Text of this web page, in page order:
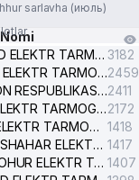
sarlavha (июль)
Nomi
YASHNOBOD ELEKTR TARMOG'I NOSOZLIKLARI XIZMATI 3182
CHILONZOR ELEKTR TARMOG'I NOSOZLIK XIZMATI2459
O'ZBEKISTON RESPUBLIKASI BOSH PROKURATURASI ISHONCH TELEFONI2411
OLMAZOR ELEKTR TARMOG'I NOSOZLIKLARI XIZMATI2172
UCH-TEPA ELEKTR TARMOG'I NOSOZLIKLARI XIZMATI 1418
TOSHKENT SHAHAR ELEKTR TARMOQLARI KORXONASI AJ 1417
SHAYXONTOHUR ELEKTR TARMOG'I NOSOZLIKLARINI TUZATISH XIZMATI 1407